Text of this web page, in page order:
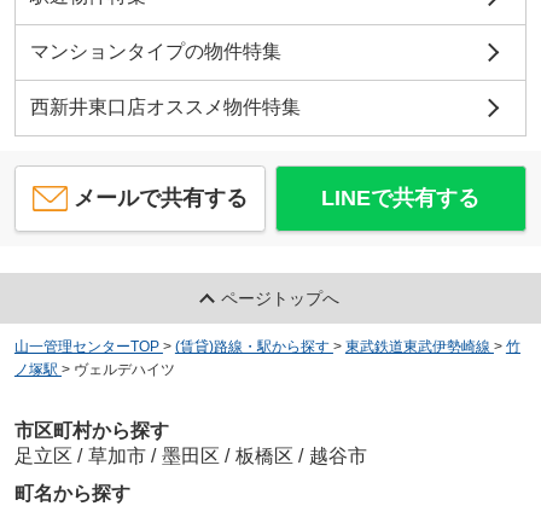
マンションタイプの物件特集
西新井東口店オススメ物件特集
メールで共有する LINEで共有する
ページトップへ
山一管理センターTOP > (賃貸)路線・駅から探す > 東武鉄道東武伊勢崎線 > 竹
ノ塚駅 > ヴェルデハイツ
市区町村から探す
足立区 / 草加市 / 墨田区 / 板橋区 / 越谷市
町名から探す